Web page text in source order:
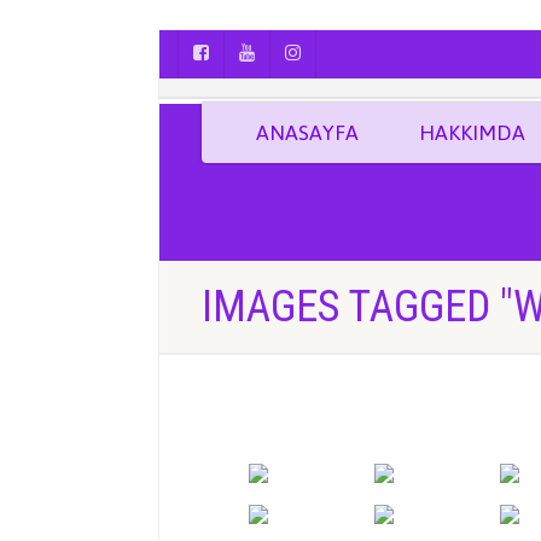
AYÇA OĞUŞ || YOGA | BOZCAADA |
ANASAYFA HAKKIMDA
IMAGES TAGGED